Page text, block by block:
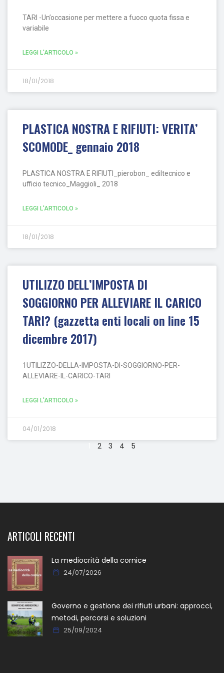
TARI -Un’occasione per mettere a fuoco quota fissa e
variabile
LEGGI L'ARTICOLO »
18/01/2018
PLASTICA NOSTRA E RIFIUTI: VERITA’
SCOMODE_ gennaio 2018
PLASTICA NOSTRA E RIFIUTI_pierobon_ ediltecnico e
ufficio tecnico_Maggioli_ 2018
LEGGI L'ARTICOLO »
18/01/2018
UTILIZZO DELL’IMPOSTA DI
SOGGIORNO PER ALLEVIARE IL CARICO
TARI? (gazzetta enti locali on line 15
dicembre 2017)
1UTILIZZO-DELLA-IMPOSTA-DI-SOGGIORNO-PER-
ALLEVIARE-IL-CARICO-TARI
LEGGI L'ARTICOLO »
04/01/2018
2 3 4 5
ARTICOLI RECENTI
La mediocrità della cornice
24/07/2026
Governo e gestione dei rifiuti urbani: approcci,
metodi, percorsi e soluzioni
25/09/2024